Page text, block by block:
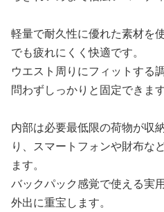
軽量で耐久性に優れた素材を
でも疲れにくく快適です。
ウエスト周りにフィットする
問わずしっかりと固定できます
内部は必要最低限の荷物が収
り、スマートフォンや財布な
ます。
バックパック感覚で使える実
外出に重宝します。